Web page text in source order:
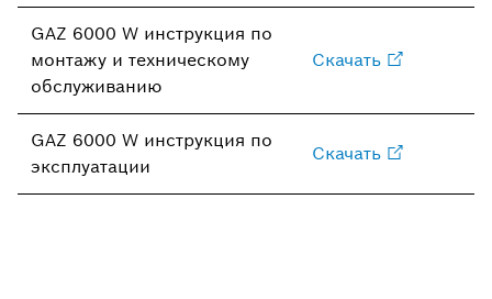
GAZ 6000 W инструкция по
монтажу и техническому
обслуживанию
Скачать
GAZ 6000 W инструкция по
эксплуатации
Скачать